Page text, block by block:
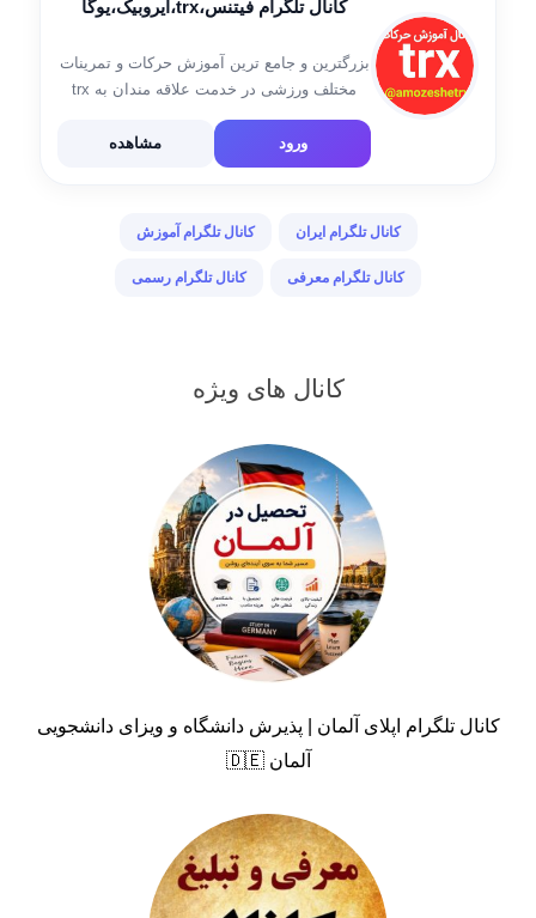
کانال تلگرام فیتنس،trx،ایروبیک،یوگا
بزرگترین و جامع ترین آموزش حرکات و تمرینات
مختلف ورزشی در خدمت علاقه مندان به trx
@fitnees6922 لینک کانال👇
https://www.instagram.com/amozeshetrx2
ورود مشاهده
کانال تلگرام ایران کانال تلگرام آموزش
کانال تلگرام معرفی کانال تلگرام رسمی
کانال های ویژه
کانال تلگرام اپلای آلمان | پذیرش دانشگاه و ویزای دانشجویی
آلمان 🇩🇪